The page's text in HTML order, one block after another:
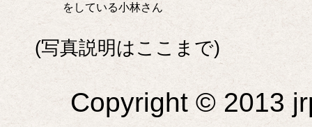
をしている小林さん
(写真説明はここまで)
Copyright © 2013